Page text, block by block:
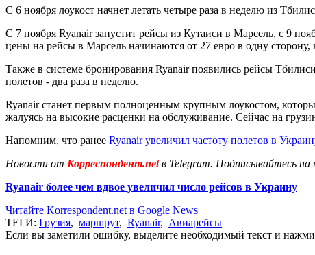
С 6 ноября лоукост начнет летать четыре раза в неделю из
С 7 ноября Ryanair запустит рейсы из Кутаиси в Марсель, с 9
цены на рейсы в Марсель начинаются от 27 евро в одну
Также в системе бронирования Ryanair появились рейсы
полетов - два раза в неделю.
Ryanair станет первым полноценным крупным лоукостом,
жалуясь на высокие расценки на обслуживание. Сейчас на
Напомним, что ранее Ryanair увеличил частоту полетов в
Новости от Корреспондент.netв Telegram. Подписывайтесь на
Ryanair более чем вдвое увеличил число рейсов в Украину
Читайте Korrespondent.net в Google News
ТЕГИ: Грузия, маршрут, Ryanair, Авиарейсы
Если вы заметили ошибку, выделите необходимый текст и